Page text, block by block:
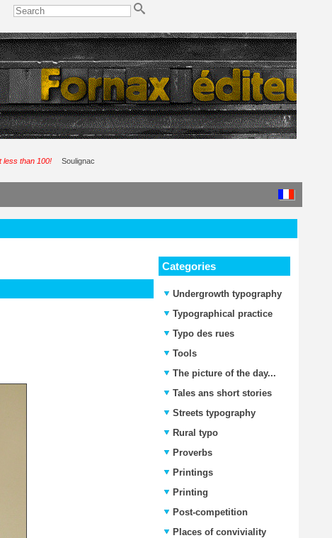
less than 100! Soulignac
Categories
Undergrowth typography
Typographical practice
Typo des rues
Tools
The picture of the day...
Tales ans short stories
Streets typography
Rural typo
Proverbs
Printings
Printing
Post-competition
Places of conviviality